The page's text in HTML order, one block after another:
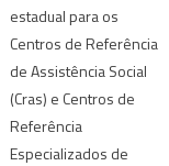
estadual para os
Centros de Referência
de Assistência Social
(Cras) e Centros de
Referência
Especializados de